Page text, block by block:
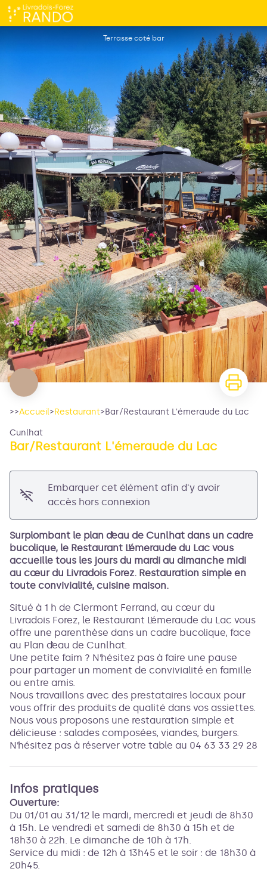
Bar/Restaurant L'émeraude du Lac
Terrasse coté bar
Voir l'image en plein écran
>>Accueil>Restaurant>Bar/Restaurant L'émeraude du Lac
Cunlhat
Bar/Restaurant L'émeraude du Lac
Embarquer cet élément afin d'y avoir
accès hors connexion
Surplombant le plan d’eau de Cunlhat dans un cadre
bucolique, le Restaurant L’émeraude du Lac vous
accueille tous les jours du mardi au dimanche midi
au cœur du Livradois Forez. Restauration simple en
toute convivialité, cuisine maison.
Situé à 1 h de Clermont Ferrand, au cœur du
Livradois Forez, le Restaurant L’émeraude du Lac vous
offre une parenthèse dans un cadre bucolique, face
au Plan d’eau de Cunlhat.
Une petite faim ? N’hésitez pas à faire une pause
pour partager un moment de convivialité en famille
ou entre amis.
Nous travaillons avec des prestataires locaux pour
vous offrir des produits de qualité dans vos assiettes.
Nous vous proposons une restauration simple et
délicieuse : salades composées, viandes, burgers.
N’hésitez pas à réserver votre table au 04 63 33 29 28
Infos pratiques
Ouverture:
Du 01/01 au 31/12 le mardi, mercredi et jeudi de 8h30
à 15h. Le vendredi et samedi de 8h30 à 15h et de
18h30 à 22h. Le dimanche de 10h à 17h.
Service du midi : de 12h à 13h45 et le soir : de 18h30 à
20h45.